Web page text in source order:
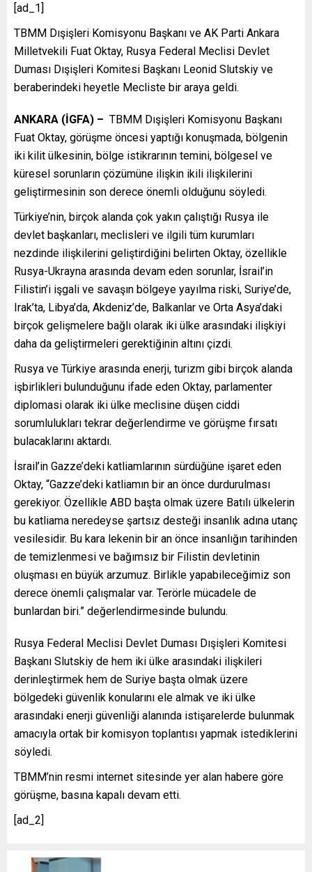
[ad_1]
TBMM Dışişleri Komisyonu Başkanı ve AK Parti Ankara
Milletvekili Fuat Oktay, Rusya Federal Meclisi Devlet
Duması Dışişleri Komitesi Başkanı Leonid Slutskiy ve
beraberindeki heyetle Mecliste bir araya geldi.
ANKARA (İGFA) – TBMM Dışişleri Komisyonu Başkanı
Fuat Oktay, görüşme öncesi yaptığı konuşmada, bölgenin
iki kilit ülkesinin, bölge istikrarının temini, bölgesel ve
küresel sorunların çözümüne ilişkin ikili ilişkilerini
geliştirmesinin son derece önemli olduğunu söyledi.
Türkiye’nin, birçok alanda çok yakın çalıştığı Rusya ile
devlet başkanları, meclisleri ve ilgili tüm kurumları
nezdinde ilişkilerini geliştirdiğini belirten Oktay, özellikle
Rusya-Ukrayna arasında devam eden sorunlar, İsrail’in
Filistin’i işgali ve savaşın bölgeye yayılma riski, Suriye’de,
Irak’ta, Libya’da, Akdeniz’de, Balkanlar ve Orta Asya’daki
birçok gelişmelere bağlı olarak iki ülke arasındaki ilişkiyi
daha da geliştirmeleri gerektiğinin altını çizdi.
Rusya ve Türkiye arasında enerji, turizm gibi birçok alanda
işbirlikleri bulunduğunu ifade eden Oktay, parlamenter
diplomasi olarak iki ülke meclisine düşen ciddi
sorumlulukları tekrar değerlendirme ve görüşme fırsatı
bulacaklarını aktardı.
İsrail’in Gazze’deki katliamlarının sürdüğüne işaret eden
Oktay, “Gazze’deki katliamın bir an önce durdurulması
gerekiyor. Özellikle ABD başta olmak üzere Batılı ülkelerin
bu katliama neredeyse şartsız desteği insanlık adına utanç
vesilesidir. Bu kara lekenin bir an önce insanlığın tarihinden
de temizlenmesi ve bağımsız bir Filistin devletinin
oluşması en büyük arzumuz. Birlikle yapabileceğimiz son
derece önemli çalışmalar var. Terörle mücadele de
bunlardan biri.” değerlendirmesinde bulundu.
Rusya Federal Meclisi Devlet Duması Dışişleri Komitesi
Başkanı Slutskiy de hem iki ülke arasındaki ilişkileri
derinleştirmek hem de Suriye başta olmak üzere
bölgedeki güvenlik konularını ele almak ve iki ülke
arasındaki enerji güvenliği alanında istişarelerde bulunmak
amacıyla ortak bir komisyon toplantısı yapmak istediklerini
söyledi.
TBMM’nin resmi internet sitesinde yer alan habere göre
görüşme, basına kapalı devam etti.
[ad_2]